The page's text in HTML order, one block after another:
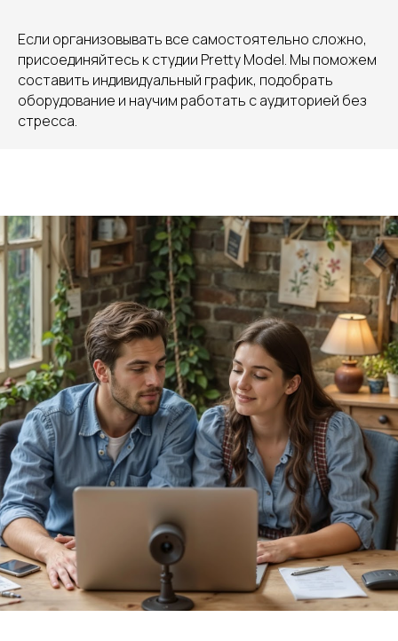
Если организовывать все самостоятельно сложно,
присоединяйтесь к студии Pretty Model. Мы поможем
составить индивидуальный график, подобрать
оборудование и научим работать с аудиторией без
стресса.